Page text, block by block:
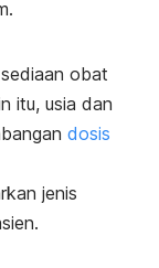
obat
itu, usia dan
dosis
jenis